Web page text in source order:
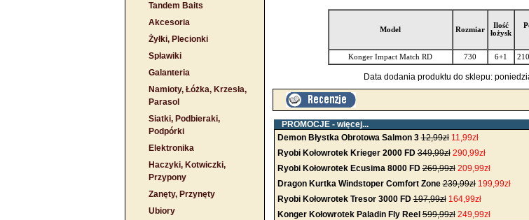
Tandem Baits
Akcesoria
Żyłki, Plecionki
Spławiki
Galanteria
Namioty, Łóżka, Krzesła,
Parasol
Siatki, Podbieraki,
Podpórki
Elektronika
Haczyki, Kotwiczki,
Przypony
Zanęty, Przynęty
Ubiory
Model Rozmiar
Ilość
łożysk
Konger Impact Match RD 730 6+1
Data dodania produktu do sklepu:
PROMOCJE - więcej...
Demon Błystka Obrotowa Salmon 3 12,99zł 11,99zł
Ryobi Kołowrotek Krieger 2000 FD 349,99zł 290,99zł
Ryobi Kołowrotek Ecusima 8000 FD 269,99zł 209,99zł
Dragon Kurtka Windstoper Comfort Zone 239,99zł 199,99zł
Ryobi Kołowrotek Tresor 3000 FD 197,99zł 164,99zł
Konger Kołowrotek Paladin Fly Reel 599,99zł 249,99zł